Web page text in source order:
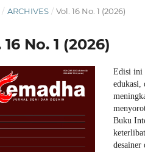
/ ARCHIVES / Vol. 16 No. 1 (2026)
No. 1 (2026)
Edisi ini
edukasi,
Buku